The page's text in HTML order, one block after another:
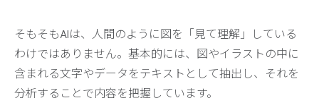
そもそもAIは、人間のように図を「見て理解」している
わけではありません。基本的には、図やイラストの中に
含まれる文字やデータをテキストとして抽出し、それを
分析することで内容を把握しています。